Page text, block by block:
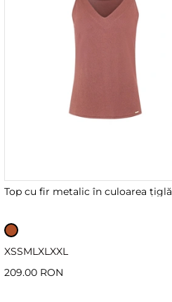
Top cu fir metalic în culoarea țiglă
XSSML XL XXL
209.00 RON